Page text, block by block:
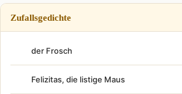
Zufallsgedichte
der Frosch
Felizitas, die listige Maus